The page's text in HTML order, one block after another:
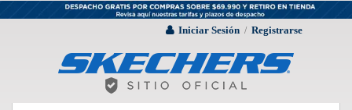
Iniciar Sesión / Registrarse